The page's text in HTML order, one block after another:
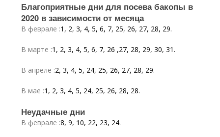
Благоприятные дни для посева бакопы в
2020 в зависимости от месяца
В феврале :1, 2, 3, 4, 5, 6, 7, 25, 26, 27, 28, 29.
В марте :1, 2, 3, 4, 5, 6, 7, 26 ,27, 28, 29, 30, 31.
В апреле :2, 3, 4, 5, 24, 25, 26, 27, 28, 29.
В мае :1, 2, 3, 4, 5, 24, 25, 26, 28, 28.
Неудачные дни
В феврале :8, 9, 10, 22, 23, 24.